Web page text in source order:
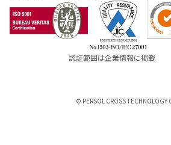
認証範囲は企業情報に掲載
© PERSOL CROSS TECHNOLOGY